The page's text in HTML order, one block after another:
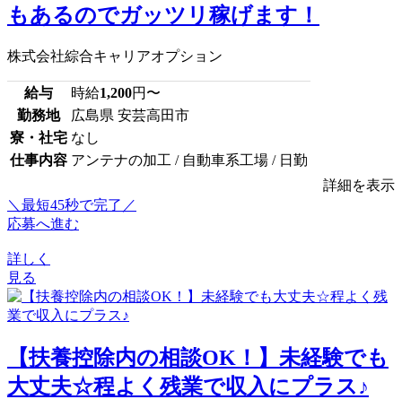
もあるのでガッツリ稼げます！
株式会社綜合キャリアオプション
給与 時給1,200円〜
勤務地
広島県 安芸高田市
寮・社宅 なし
仕事内容 アンテナの加工 / 自動車系工場 / 日勤
詳細を表示
＼最短45秒で完了／
応募へ進む
詳しく
見る
【扶養控除内の相談OK！】未経験でも
大丈夫☆程よく残業で収入にプラス♪